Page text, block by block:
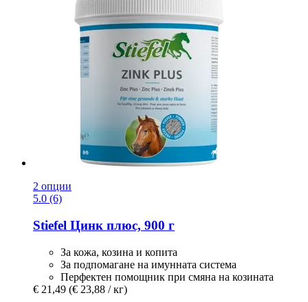
2 опции
5.0 (6)
Stiefel Цинк плюс, 900 г
За кожа, козина и копита
За подпомагане на имунната система
Перфектен помощник при смяна на козината
€ 21,49 (€ 23,88 / кг)